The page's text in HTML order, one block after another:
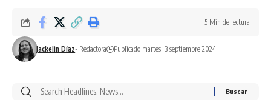
Jackelin Díaz- Redactora Publicado martes, 3 septiembre 2024
5 Min de lectura